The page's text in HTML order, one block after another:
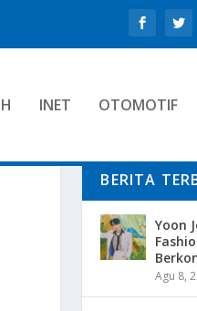
INET OTOMOTIF
BERITA
Yoon
Agu 8,